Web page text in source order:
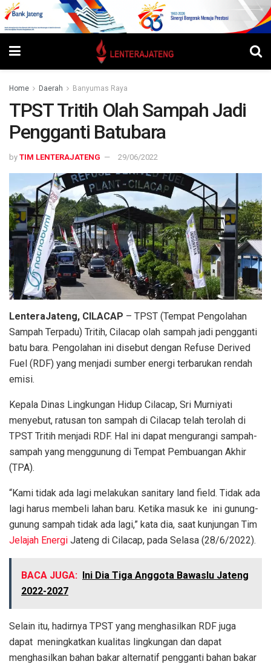
Home Daerah Banyumas Raya
TPST Tritih Olah Sampah Jadi
Pengganti Batubara
by TIM LENTERAJATENG 29/06/2022
LenteraJateng, CILACAP – TPST (Tempat Pengolahan
Sampah Terpadu) Tritih, Cilacap olah sampah jadi pengganti
batu bara. Pengolahan ini disebut dengan Refuse Derived
Fuel (RDF) yang menjadi sumber energi terbarukan rendah
emisi.
Kepala Dinas Lingkungan Hidup Cilacap, Sri Murniyati
menyebut, ratusan ton sampah di Cilacap telah terolah di
TPST Tritih menjadi RDF. Hal ini dapat mengurangi sampah-
sampah yang menggunung di Tempat Pembuangan Akhir
(TPA).
“Kami tidak ada lagi melakukan sanitary land field. Tidak ada
lagi harus membeli lahan baru. Ketika masuk ke ini gunung-
gunung sampah tidak ada lagi,” kata dia, saat kunjungan Tim
Jelajah Energi Jateng di Cilacap, pada Selasa (28/6/2022).
BACA JUGA:
Ini Dia Tiga Anggota Bawaslu Jateng
2022-2027
Selain itu, hadirnya TPST yang menghasilkan RDF juga
dapat meningkatkan kualitas lingkungan dan dapat
menghasilkan bahan bakar alternatif pengganti bahan bakar